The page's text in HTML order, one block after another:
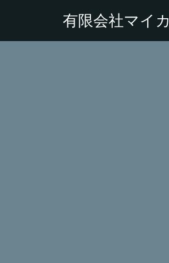
有限会社マイカ